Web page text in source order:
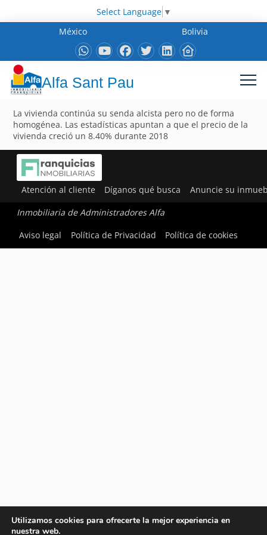
Select Language ▼
México
Bolivia
Alfa Sant Pau
La vivienda continúa su senda alcista pero no de forma
homogénea. Las estadísticas apuntan a que el precio de la
vivienda creció un 8.40% durante 2018
Atención al cliente Díganos qué busca Anuncie su
Inmobiliaria de Administradores Alfa
Aviso legal
Política de Privacidad Política de cookies
Utilizamos cookies para ofrecerte la mejor experiencia en
nuestra web.